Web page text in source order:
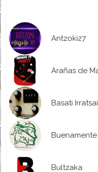
Antzoki27
Arañas de
Basati
Buenamente
Bultzaka